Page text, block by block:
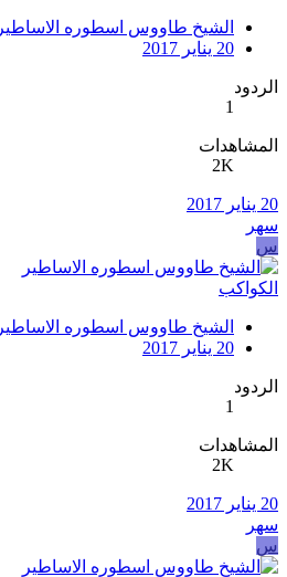
الشيخ طاووس اسطوره الاساطير
20 يناير 2017
الردود
1
المشاهدات
2K
20 يناير 2017
سهر
س
الكواكب
الشيخ طاووس اسطوره الاساطير
20 يناير 2017
الردود
1
المشاهدات
2K
20 يناير 2017
سهر
س